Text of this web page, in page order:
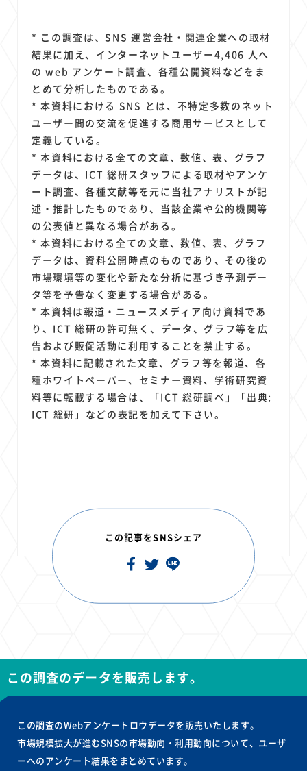
* この調査は、SNS 運営会社・関連企業への取材
結果に加え、インターネットユーザー4,406 人へ
の web アンケート調査、各種公開資料などをま
とめて分析したものである。
* 本資料における SNS とは、不特定多数のネット
ユーザー間の交流を促進する商用サービスとして
定義している。
* 本資料における全ての文章、数値、表、グラフ
データは、ICT 総研スタッフによる取材やアンケ
ート調査、各種文献等を元に当社アナリストが記
述・推計したものであり、当該企業や公的機関等
の公表値と異なる場合がある。
* 本資料における全ての文章、数値、表、グラフ
データは、資料公開時点のものであり、その後の
市場環境等の変化や新たな分析に基づき予測デー
タ等を予告なく変更する場合がある。
* 本資料は報道・ニュースメディア向け資料であ
り、ICT 総研の許可無く、データ、グラフ等を広
告および販促活動に利用することを禁止する。
* 本資料に記載された文章、グラフ等を報道、各
種ホワイトペーパー、セミナー資料、学術研究資
料等に転載する場合は、「ICT 総研調べ」「出典:
ICT 総研」などの表記を加えて下さい。
この記事をSNSシェア
この調査のデータを販売します。
この調査のWebアンケートロウデータを販売いたします。
市場規模拡大が進むSNSの市場動向・利用動向について、ユーザ
ーへのアンケート結果をまとめています。